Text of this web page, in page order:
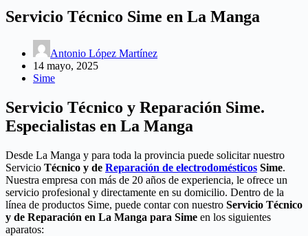
Servicio Técnico Sime en La Manga
Antonio López Martínez
14 mayo, 2025
Sime
Servicio Técnico y Reparación Sime.
Especialistas en La Manga
Desde La Manga y para toda la provincia puede solicitar nuestro
Servicio Técnico y de Reparación de electrodomésticos Sime.
Nuestra empresa con más de 20 años de experiencia, le ofrece un
servicio profesional y directamente en su domicilio. Dentro de la
línea de productos Sime, puede contar con nuestro Servicio Técnico
y de Reparación en La Manga para Sime en los siguientes
aparatos: